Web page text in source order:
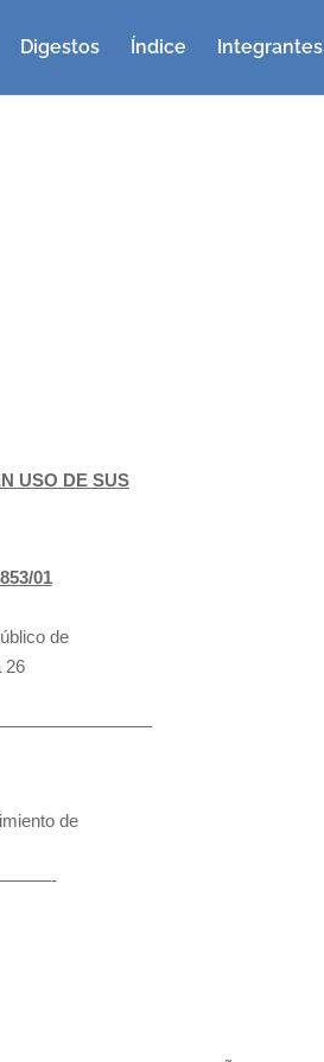
Digestos Índice Integrantes
USO DE SUS
01
de
26
de